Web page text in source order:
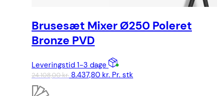
Brusesæt Mixer Ø250 Poleret
Bronze PVD
Leveringstid 1-3 dage
24.108,00kr. Den
8.437,80 kr.Den
Pr. stk